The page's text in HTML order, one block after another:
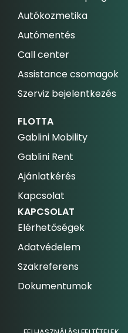
Autókozmetika
Autómentés
Call center
Assistance csomagok
Szerviz bejelentkezés
FLOTTA
Gablini Mobility
Gablini Rent
Ajánlatkérés
Kapcsolat
KAPCSOLAT
Elérhetőségek
Adatvédelem
Szakreferens
Dokumentumok